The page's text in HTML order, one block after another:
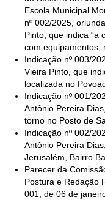
Escola Municipal
nº 002/2025,
Pinto, que indica “a
com equipamentos,
Indicação nº 003/
Vieira Pinto, que
localizada no
Indicação nº 001/
Antônio Pereira
torno no Posto de
Indicação nº 002/
Antônio Pereira
Jerusalém, Bairro
Parecer da
Postura e Redação
001, de 06 de